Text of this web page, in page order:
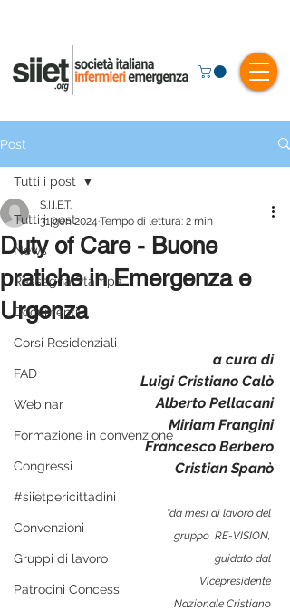
Post
Tutti i post
News
Rassegna Stampa
Documenti
Corsi Residenziali
FAD
Webinar
Formazione in convenzione
Congressi
#siietpericittadini
Convenzioni
Gruppi di lavoro
Patrocini Concessi
Tutti i post
Duty of Care - Buone
pratiche in Emergenza e
Urgenza
S.I.I.E.T.
31 gen 2024 Tempo di lettura: 2 min
a cura di
Luigi Cristiano Calò
Alberto Pellacani
Miriam Frangini
Francesco Berbero
Cristian Spanò
"da mesi di lavoro del
gruppo  RE-VISION,
guidato dal
Vicepresidente
Nazionale Cristiano